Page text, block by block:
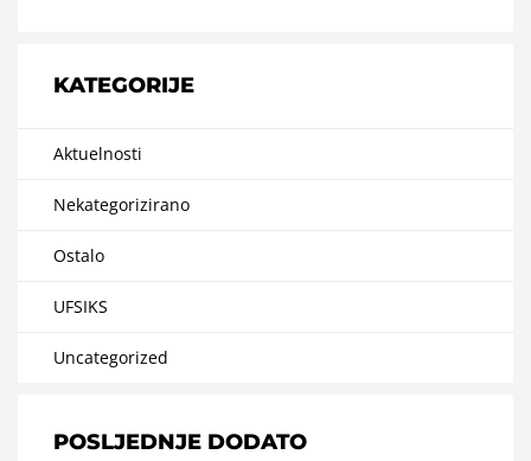
KATEGORIJE
Aktuelnosti
Nekategorizirano
Ostalo
UFSIKS
Uncategorized
POSLJEDNJE DODATO